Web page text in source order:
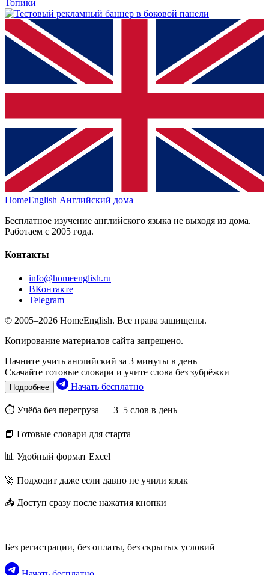
Топики
HomeEnglish Английский дома
Бесплатное изучение английского языка не выходя из дома.
Работаем с 2005 года.
Контакты
info@homeenglish.ru
ВКонтакте
Telegram
© 2005–2026 HomeEnglish. Все права защищены.
Копирование материалов сайта запрещено.
Начните учить английский за 3 минуты в день
Скачайте готовые словари и учите слова без зубрёжки
Подробнее Начать бесплатно
⏱ Учёба без перегруза — 3–5 слов в день
📘 Готовые словари для старта
📊 Удобный формат Excel
🚀 Подходит даже если давно не учили язык
📥 Доступ сразу после нажатия кнопки
Без регистрации, без оплаты, без скрытых условий